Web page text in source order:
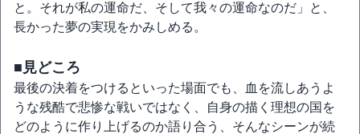
と。それが私の運命だ、そして我々の運命なのだ」と、
長かった夢の実現をかみしめる。
■見どころ
最後の決着をつけるといった場面でも、血を流しあうよ
うな残酷で悲惨な戦いではなく、自身の描く理想の国を
どのように作り上げるのか語り合う、そんなシーンが続